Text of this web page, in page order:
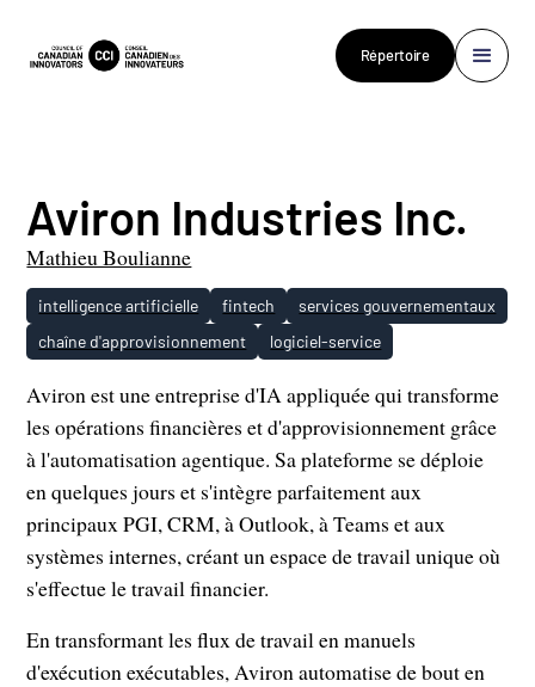
Répertoire
Aviron Industries Inc.
Mathieu Boulianne
intelligence artificielle fintech
services gouvernementaux
chaîne d'approvisionnement
logiciel-service
Aviron est une entreprise d'IA appliquée qui transforme
les opérations financières et d'approvisionnement grâce
à l'automatisation agentique. Sa plateforme se déploie
en quelques jours et s'intègre parfaitement aux
principaux PGI, CRM, à Outlook, à Teams et aux
systèmes internes, créant un espace de travail unique où
s'effectue le travail financier.
En transformant les flux de travail en manuels
d'exécution exécutables, Aviron automatise de bout en